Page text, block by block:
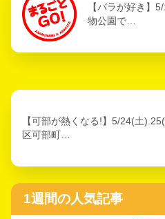
【バラが好き】
物公園で…
【可部が熱くなる!】5/24(土
区可部町…
1週間の人気記事